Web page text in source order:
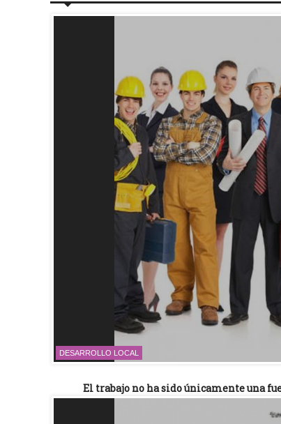
DESARROLLO LOCAL
El trabajo no ha sido únicamente una